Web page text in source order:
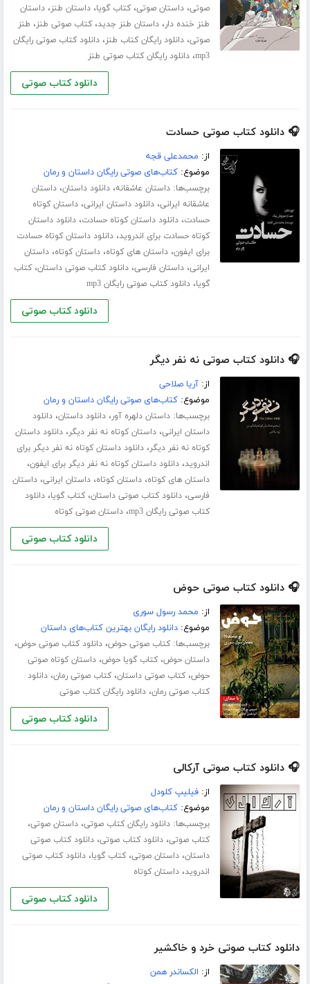
صوتی،داستان صوتی،کتاب گویا،داستان طنز،داستان
طنز خنده دار،داستان طنز جدید،کتاب صوتی طنز، طنز
صوتی،دانلود رایگان کتاب طنز،دانلود کتاب صوتی رایگان
mp3،دانلود رایگان کتاب صوتی طنز
دانلود کتاب صوتی
🎧 دانلود کتاب صوتی حسادت
از: محمدعلی قجه
موضوع:کتاب‌های صوتی رایگان داستان و رمان
برچسب‌ها:داستان عاشقانه،دانلود داستان،داستان
عاشقانه ایرانی،دانلود داستان ایرانی،داستان کوتاه
حسادت،دانلود داستان کوتاه حسادت،دانلود داستان
کوتاه حسادت برای اندروید،دانلود داستان کوتاه حسادت
برای ایفون،داستان های کوتاه،داستان کوتاه،داستان
ایرانی،داستان فارسی،دانلود کتاب صوتی داستان،کتاب
گویا،دانلود کتاب صوتی رایگان mp3
دانلود کتاب صوتی
🎧 دانلود کتاب صوتی نه نفر دیگر
از:آریا صلاحی
موضوع:کتاب‌های صوتی رایگان داستان و رمان
برچسب‌ها:داستان دلهره آور،دانلود داستان،دانلود
داستان ایرانی،داستان کوتاه نه نفر دیگر،دانلود داستان
کوتاه نه نفر دیگر،دانلود داستان کوتاه نه نفر دیگر برای
اندروید،دانلود داستان کوتاه نه نفر دیگر برای ایفون،
داستان های کوتاه،داستان کوتاه،داستان ایرانی،داستان
فارسی،دانلود کتاب صوتی داستان،کتاب گویا،دانلود
کتاب صوتی رایگان mp3
،داستان صوتی کوتاه
دانلود کتاب صوتی
🎧 دانلود کتاب صوتی حوض
از: محمد رسول سوری
موضوع:دانلود رایگان بهترین کتاب‌های داستان
برچسب‌ها:کتاب صوتی حوض،دانلود کتاب صوتی حوض،
داستان حوض،کتاب گویا حوض،داستان کوتاه صوتی
حوض،کتاب صوتی داستان،کتاب صوتی رمان،دانلود
کتاب صوتی رمان،دانلود رایگان کتاب صوتی
دانلود کتاب صوتی
🎧 دانلود کتاب صوتی آرکالی
از:فیلیپ کلودل
موضوع:کتاب‌های صوتی رایگان داستان و رمان
برچسب‌ها:دانلود رایگان کتاب صوتی،داستان صوتی،
کتاب صوتی،دانلود کتاب صوتی،دانلود کتاب صوتی
داستان،داستان صوتی،کتاب گویا،دانلود کتاب صوتی
اندروید،داستان کوتاه
دانلود کتاب صوتی
دانلود کتاب صوتی خرد و خاکشیر
از: الکساندر همن